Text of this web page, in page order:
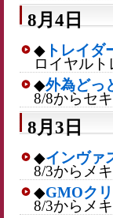
8月4日
◆ トレイダ
ロイヤル
◆外為どっ
8/8からセ
8月3日
◆インヴァ
8/3からメ
◆GMOク
8/3からメ